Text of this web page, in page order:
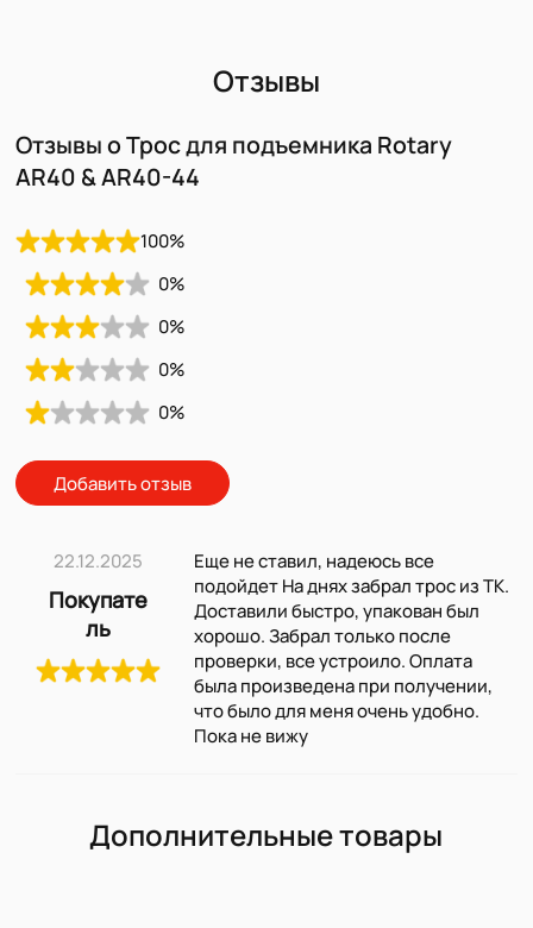
Отзывы
Отзывы о Трос для подъемника Rotary
AR40 & AR40-44
100%
0%
0%
0%
0%
Добавить отзыв
22.12.2025
Покупате
ль
Еще не ставил, надеюсь все
подойдет На днях забрал трос из ТК.
Доставили быстро, упакован был
хорошо. Забрал только после
проверки, все устроило. Оплата
была произведена при получении,
что было для меня очень удобно.
Пока не вижу
Дополнительные товары